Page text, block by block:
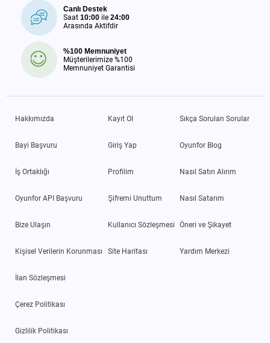
Canlı Destek
Saat 10:00 ile 24:00
Arasında Aktifdir
%100 Memnuniyet
Müşterilerimize %100
Memnuniyet Garantisi
Hakkımızda
Bayi Başvuru
İş Ortaklığı
Oyunfor API Başvuru
Bize Ulaşın
Kişisel Verilerin Korunması
İlan Sözleşmesi
Çerez Politikası
Gizlilik Politikası
Kayıt Ol
Giriş Yap
Profilim
Şifremi Unuttum
Kullanıcı Sözleşmesi
Site Haritası
Sıkça Sorulan Sorular
Oyunfor Blog
Nasıl Satın Alırım
Nasıl Satarım
Öneri ve Şikayet
Yardım Merkezi